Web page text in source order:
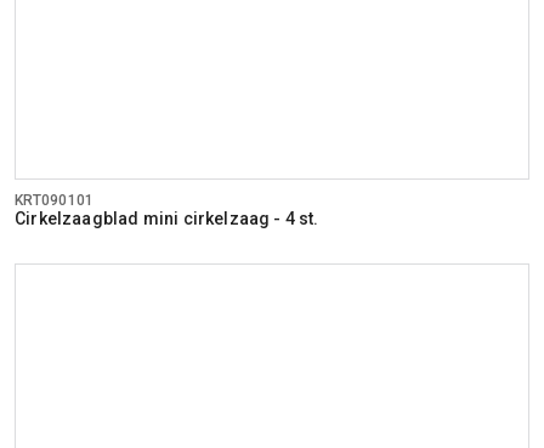
KRT090101
Cirkelzaagblad mini cirkelzaag - 4 st.